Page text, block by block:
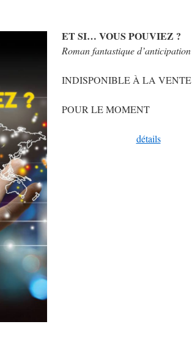
ET SI… VOUS POUVIEZ ?
Roman fantastique d’anticipation
INDISPONIBLE À LA VENTE
POUR LE MOMENT
détails